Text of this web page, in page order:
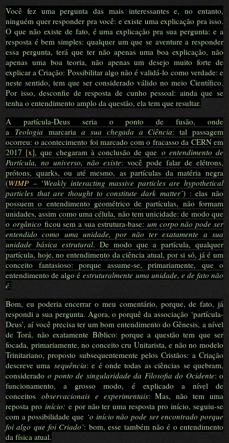
Você fez uma pergunta das mais interessantes e, no entanto,
ninguém quer responder pra você: e existe uma explicação pra isso.
O que não existe de fato, é uma explicação pra sua pergunta: e a
resposta é bem simples: qualquer um que se aventure a responder
essa pergunta, terá que ter não apenas uma boa explicação, não
apenas uma boa teoria, não apenas um desejo muito forte de
explicar a Criação: Possibilitar algo não é validá-lo como verdade: e
neste sentido, tem que ser considerado válido no meio Científico.
Por isso, desconfie de resposta de cunho pessoal: ainda que se
tenha o entendimento amplo da questão, ela tem que resultar.
A partícula-Deus seria o ponto de fusão, onde
a Teologia marcariaa sua chegada a Ciência: tal passagem
ocorreu: o acontecimento foi marcado com o fracasso da CERN em
2017 [x], que chegaram à conclusão de que o entendimento de
Partícula, no universo, não existe: você pode falar de elétrons,
prótons, quarks, ou até mesmo, as partículas da matéria negra
(WIMP– ‘Weakly interacting massive particles are hypothetical
particles that are thought to constitute dark matter’) : elas não
possuem o entendimento geométrico de partículas, não formam
unidades, assim como uma célula, não tem unicidade: de modo que
o orgânico ficou sem a sua estrutura-base: um corpo não pode ser
entendido como uma unidade, por não ter exatamente a sua
unidade básica estrutural. De modo que a partícula, qualquer
partícula, hoje, no entendimento da ciência atual, por si só, já é um
conceito fantasioso: porque assume-se, primariamente, que o
entendimento de algo éestruturalmente uma unidade, e de fato não
é.
Bom, eu poderia encerrar o meu comentário, porque, de fato, já
respondi a sua pergunta. Agora, o porquê da associação ‘partícula-
Deus’, aí você precisa ter um bom entendimento do Gênesis, a nível
de Torá, não exatamente Bíblico: porque a questão tem que ser
focada, primariamente, no conceito cru Unitarista, e não no modelo
Trinitariano, proposto subsequentemente pelos Cristãos: a Criação
descreve uma sequência: e é onde todas as ciências se quebram,
consideradoo ponto de singularidade da Filosofia do Ocidente: o
funcionamento, a grosso modo, é explicado a nível de
conceitos observacionais e experimentais: Mas, não tem uma
reposta pro início: e por não ter uma resposta pro início, seguiu-se
com a possibilidade que ‘o início não pode ser encontrado porque
foi algo que foi Criado’: bom, esse também não é o entendimento
da física atual.